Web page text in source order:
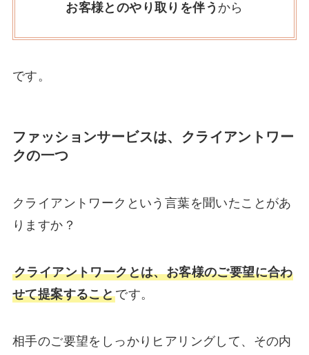
お客様とのやり取りを伴う から
です。
ファッションサービスは、クライアントワー
クの一つ
クライアントワークという言葉を聞いたことがあ
りますか？
クライアントワークとは、お客様のご要望に合わ
せて提案することです。
相手のご要望をしっかりヒアリングして、その内